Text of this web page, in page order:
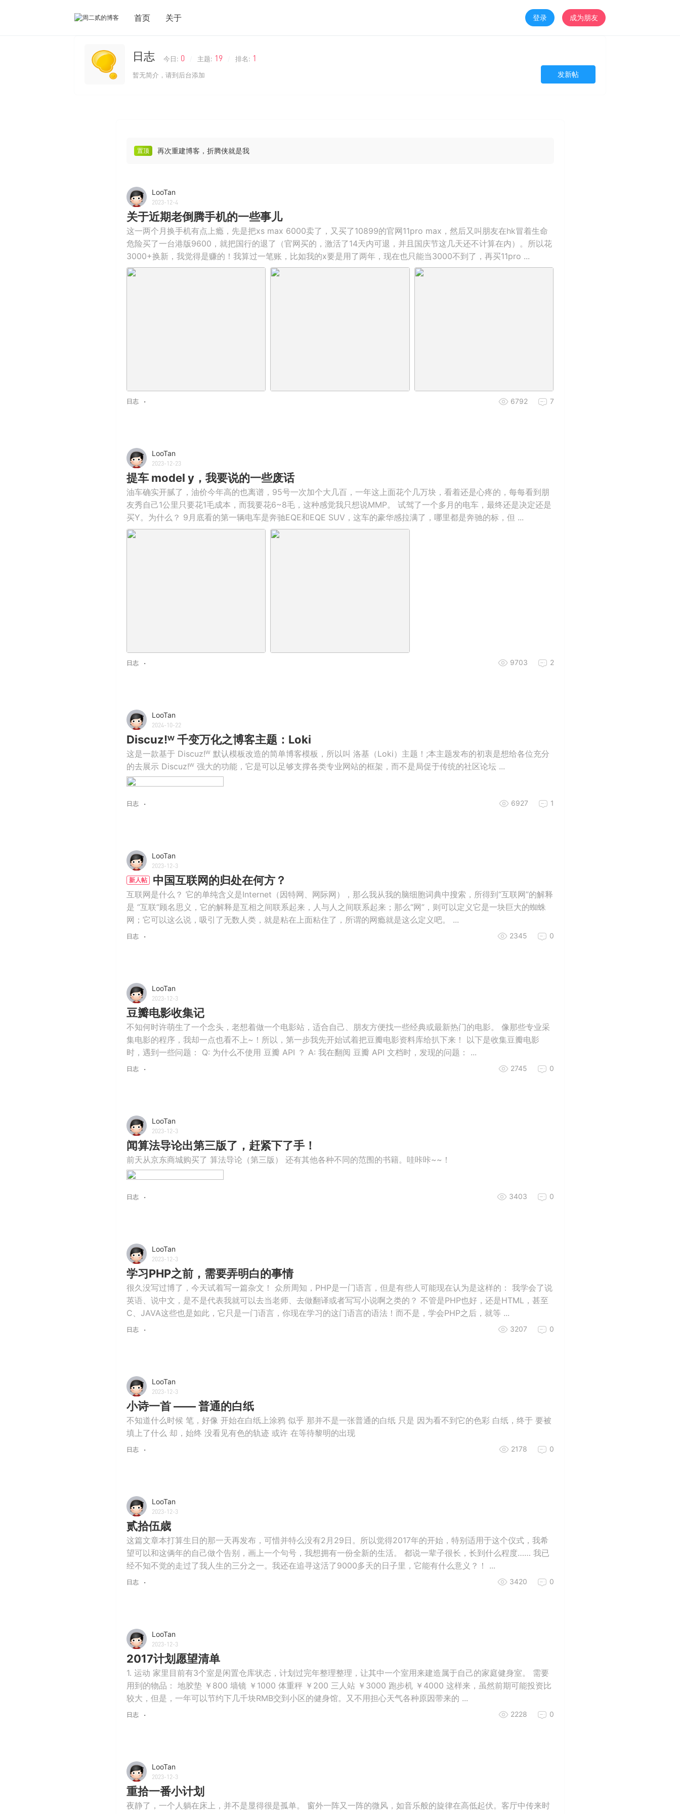
首页 关于 登录 成为朋友
日志 今日: 0 主题: 19 排名: 1
暂无简介，请到后台添加 发新帖
置顶 再次重建博客，折腾侠就是我
LooTan
2023-12-4
关于近期老倒腾手机的一些事儿
这一两个月换手机有点上瘾，先是把xs max 6000卖了，又买了10899的官网11pro max，然后又叫朋友在hk冒着生命
危险买了一台港版9600，就把国行的退了（官网买的，激活了14天内可退，并且国庆节这几天还不计算在内）。所以花
3000+换新，我觉得是赚的！我算过一笔账，比如我的x要是用了两年，现在也只能当3000不到了，再买11pro ...
日志 6792 7
LooTan
2023-12-23
提车 model y，我要说的一些废话
油车确实开腻了，油价今年高的也离谱，95号一次加个大几百，一年这上面花个几万块，看着还是心疼的，每每看到朋
友秀自己1公里只要花1毛成本，而我要花6~8毛，这种感觉我只想说MMP。 试驾了一个多月的电车，最终还是决定还是
买Y。为什么？ 9月底看的第一辆电车是奔驰EQE和EQE SUV，这车的豪华感拉满了，哪里都是奔驰的标，但 ...
日志 9703 2
LooTan
2024-10-22
Discuz!ᵂ 千变万化之博客主题：Loki
这是一款基于 Discuz!ᵂ 默认模板改造的简单博客模板，所以叫 洛基（Loki）主题！;本主题发布的初衷是想给各位充分
的去展示 Discuz!ᵂ 强大的功能，它是可以足够支撑各类专业网站的框架，而不是局促于传统的社区论坛 ...
日志 6927 1
LooTan
2023-12-3
新人帖
中国互联网的归处在何方？
互联网是什么？ 它的单纯含义是Internet（因特网、网际网），那么我从我的脑细胞词典中搜索，所得到“互联网”的解释
是 “互联”顾名思义，它的解释是互相之间联系起来，人与人之间联系起来；那么“网”，则可以定义它是一块巨大的蜘蛛
网；它可以这么说，吸引了无数人类，就是粘在上面粘住了，所谓的网瘾就是这么定义吧。 ...
日志 2345 0
LooTan
2023-12-3
豆瓣电影收集记
不知何时许萌生了一个念头，老想着做一个电影站，适合自己、朋友方便找一些经典或最新热门的电影。 像那些专业采
集电影的程序，我却一点也看不上~！所以，第一步我先开始试着把豆瓣电影资料库给扒下来！ 以下是收集豆瓣电影
时，遇到一些问题： Q: 为什么不使用 豆瓣 API ？ A: 我在翻阅 豆瓣 API 文档时，发现的问题： ...
日志 2745 0
LooTan
2023-12-3
闻算法导论出第三版了，赶紧下了手！
前天从京东商城购买了 算法导论（第三版） 还有其他各种不同的范围的书籍。哇咔咔~~！
日志 3403 0
LooTan
2023-12-3
学习PHP之前，需要弄明白的事情
很久没写过博了，今天试着写一篇杂文！ 众所周知，PHP是一门语言，但是有些人可能现在认为是这样的： 我学会了说
英语、说中文，是不是代表我就可以去当老师、去做翻译或者写写小说啊之类的？ 不管是PHP也好，还是HTML，甚至
C、JAVA这些也是如此，它只是一门语言，你现在学习的这门语言的语法！而不是，学会PHP之后，就等 ...
日志 3207 0
LooTan
2023-12-3
小诗一首 —— 普通的白纸
不知道什么时候 笔，好像 开始在白纸上涂鸦 似乎 那并不是一张普通的白纸 只是 因为看不到它的色彩 白纸，终于 要被
填上了什么 却，始终 没看见有色的轨迹 或许 在等待黎明的出现
日志 2178 0
LooTan
2023-12-3
贰拾伍歳
这篇文章本打算生日的那一天再发布，可惜并特么没有2月29日。所以觉得2017年的开始，特别适用于这个仪式，我希
望可以和这俩年的自己做个告别，画上一个句号，我想拥有一份全新的生活。 都说一辈子很长，长到什么程度…… 我已
经不知不觉的走过了我人生的三分之一。我还在追寻这活了9000多天的日子里，它能有什么意义？！ ...
日志 3420 0
LooTan
2023-12-3
2017计划愿望清单
1. 运动 家里目前有3个室是闲置仓库状态，计划过完年整理整理，让其中一个室用来建造属于自己的家庭健身室。 需要
用到的物品： 地胶垫 ￥800 墙镜 ￥1000 体重秤 ￥200 三人站 ￥3000 跑步机 ￥4000 这样来，虽然前期可能投资比
较大，但是，一年可以节约下几千块RMB交到小区的健身馆。又不用担心天气各种原因带来的 ...
日志 2228 0
LooTan
2023-12-3
重拾一番小计划
夜静了，一个人躺在床上，并不是显得很是孤单。 窗外一阵又一阵的微风，如音乐般的旋律在高低起伏。客厅中传来时